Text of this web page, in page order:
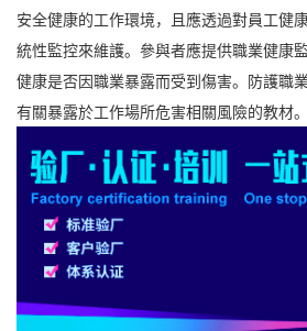
安全健康的工作環境，且應透過對員工健
統性監控來維護。參與者應提供職業健康
健康是否因職業暴露而受到傷害。防護職
有關暴露於工作場所危害相關風險的教材。